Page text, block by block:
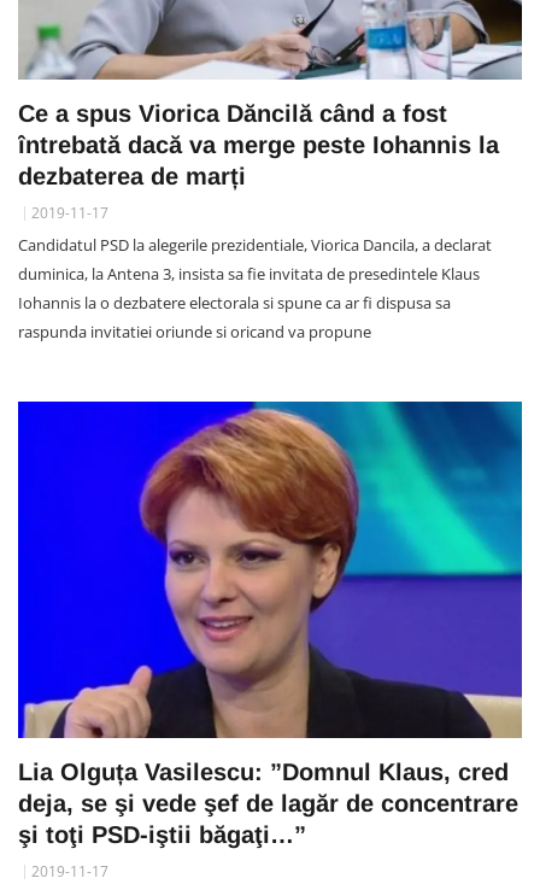
Ce a spus Viorica Dăncilă când a fost
întrebată dacă va merge peste Iohannis la
dezbaterea de marți
2019-11-17
Candidatul PSD la alegerile prezidentiale, Viorica Dancila, a declarat
duminica, la Antena 3, insista sa fie invitata de presedintele Klaus
Iohannis la o dezbatere electorala si spune ca ar fi dispusa sa
raspunda invitatiei oriunde si oricand va propune
Lia Olguța Vasilescu: ”Domnul Klaus, cred
deja, se şi vede şef de lagăr de concentrare
şi toţi PSD-iştii băgaţi…”
2019-11-17